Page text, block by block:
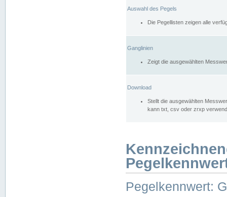
Auswahl des Pegels
Die Pegellisten zeigen alle
Ganglinien
Zeigt die ausgewählten
Download
Stellt die ausgewählten
kann txt, csv oder zrxp
Pegelkennwert: